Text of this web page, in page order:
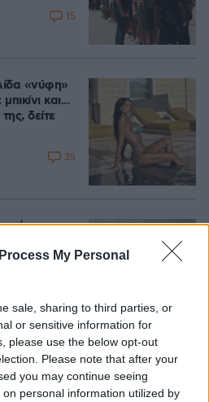
My Personal
sale, sharing to third parties, or
or sensitive information for
please use the below opt-out
Please note that after your
you may continue seeing
personal information utilized by
15
«νύφη»
και...
δείτε
35
Loaded
του
αίτια του